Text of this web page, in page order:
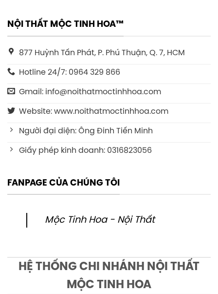
NỘI THẤT MỘC TINH HOA™
877 Huỳnh Tấn Phát, P. Phú Thuận, Q. 7, HCM
Hotline 24/7: 0964 329 866
Gmail: info@noithatmoctinhhoa.com
Website: www.noithatmoctinhhoa.com
Người đại diện: Ông Đinh Tiến Minh
Giấy phép kinh doanh: 0316823056
FANPAGE CỦA CHÚNG TÔI
Mộc Tinh Hoa - Nội Thất
HỆ THỐNG CHI NHÁNH NỘI THẤT
MỘC TINH HOA